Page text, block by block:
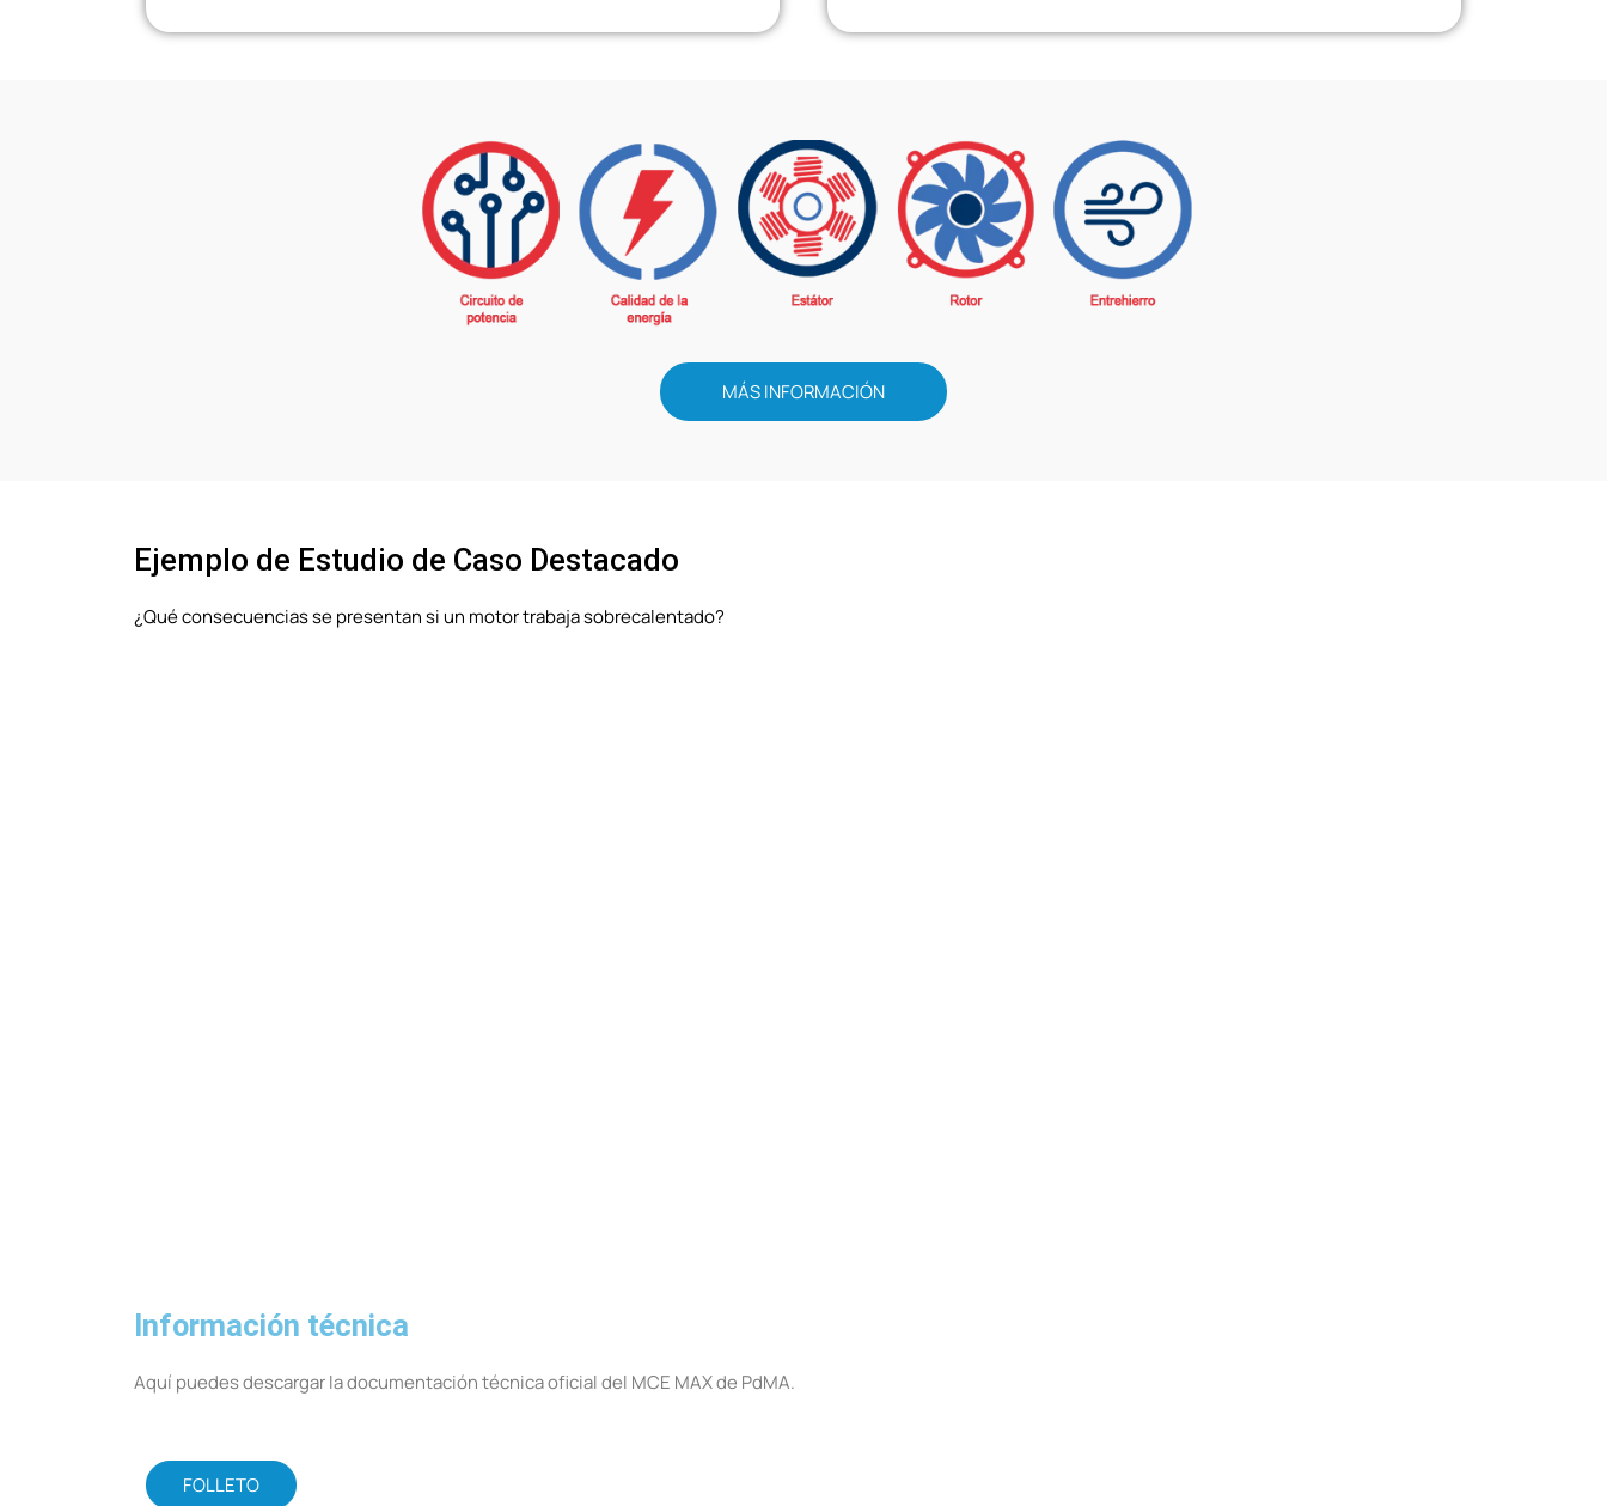
MÁS INFORMACIÓN
Ejemplo de Estudio de Caso Destacado
¿Qué consecuencias se presentan si un motor trabaja sobrecalentado?
Información técnica
Aquí puedes descargar la documentación técnica oficial del MCE MAX de PdMA.
FOLLETO